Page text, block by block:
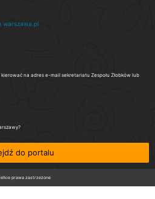
na adres e-mail sekretariatu Zespołu Żłobków lub
do portalu
prawa zastrzeżone